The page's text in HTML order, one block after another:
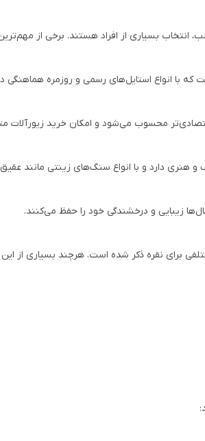
انتخاب بسیاری از افراد هستند. برخی از مهم‌ترین
با انواع استایل‌های رسمی و روزمره هماهنگی
محسوب می‌شود و امکان خرید زیورآلات
هنری دارد و با انواع سنگ‌های زینتی مانند
زیبایی و درخشندگی خود را حفظ می‌کنند.
نقره ذکر شده است. هرچند بسیاری از این